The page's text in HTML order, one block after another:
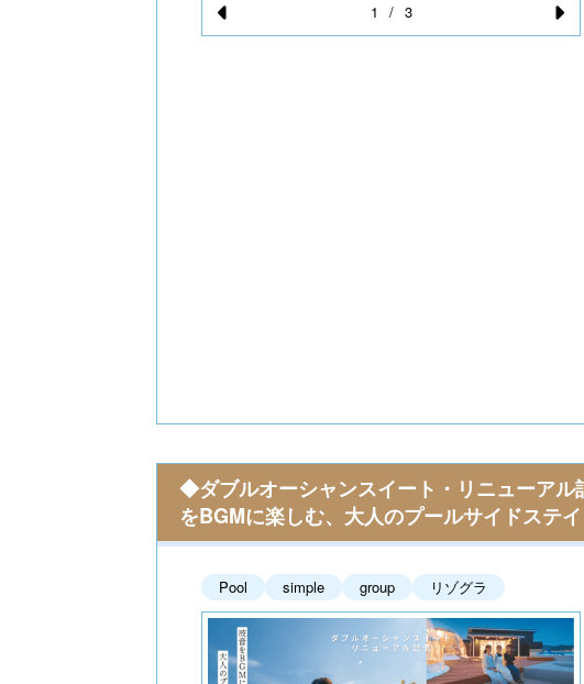
Pr
N
1 / 3
◆ダブルオーシャンスイート・リニューア
をBGMに楽しむ、大人のプールサイドステイ
Pool simple group リゾグラ